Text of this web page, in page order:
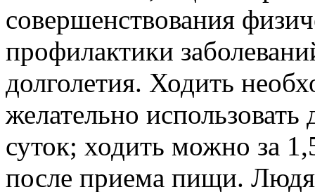
совершенствования
профилактики
долголетия. Ходить
желательно использовать
суток; ходить можно за
после приема пищи.